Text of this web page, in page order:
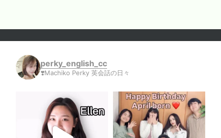
perky_english_cc
❣️Machiko Perky 英会話の日々